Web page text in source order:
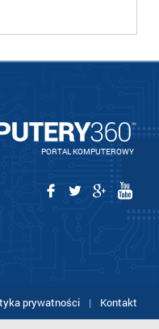
PORTAL KOMPUTEROWY
prywatności | Kontakt